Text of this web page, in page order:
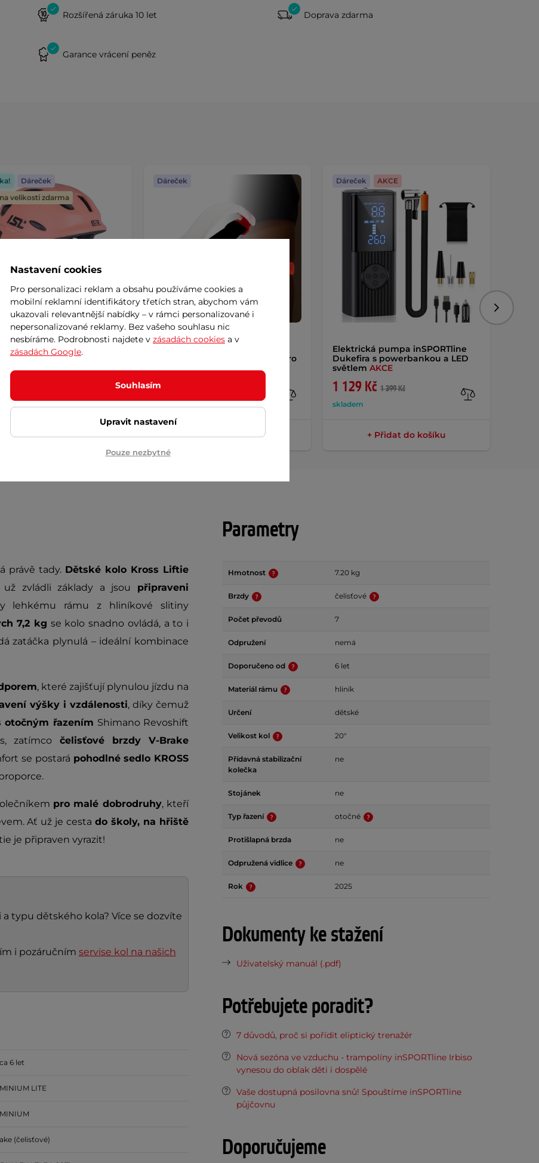
Rozšířená záruka 10 let Doprava zdarma
Garance vrácení peněz
cyklo přilba s LED světlem
Dáreček
velikosti zdarma
+ Přidat do košíku
nebo nohu inSPORTline Lumiero
169 Kč
Dáreček
+ Přidat do košíku
Elektrická pumpa inSPORTline
Dukefira s powerbankou a LED
světlem AKCE
1 129 Kč 1 399 Kč
skladem
Dáreček AKCE
+ Přidat do košíku
právě tady. Dětské kolo Kross Liftie
zvládli základy a jsou připraveni
lehkému rámu z hliníkové slitiny
7,2 kg se kolo snadno ovládá, a to i
zatáčka plynulá – ideální kombinace
, které zajišťují plynulou jízdu na
výšky i vzdálenosti, díky čemuž
otočným řazením Shimano Revoshift
zatímco čelisťové brzdy V-Brake
se postará pohodlné sedlo KROSS
pro malé dobrodruhy, kteří
Ať už je cestado školy, na hřiště
je připraven vyrazit!
typu dětského kola? Více se dozvíte
i pozáručním servise kol na našich
6 let
LITE
(čelisťové)
Parametry
Hmotnost 7.20 kg
Brzdy čelisťové
Počet převodů 7
Odpružení nemá
Doporučeno od 6 let
Materiál rámu hliník
Určení dětské
Velikost kol 20"
Přídavná stabilizační
kolečka
ne
Stojánek ne
Typ řazení otočné
Protišlapná brzda ne
Odpružená vidlice ne
Rok 2025
Dokumenty ke stažení
Uživatelský manuál (.pdf)
Potřebujete poradit?
7 důvodů, proč si pořídit eliptický trenažér
Nová sezóna ve vzduchu - trampolíny inSPORTline Irbiso
vynesou do oblak děti i dospělé
Vaše dostupná posilovna snů! Spouštíme inSPORTline
půjčovnu
Doporučujeme
Nastavení cookies
Pro personalizaci reklam a obsahu používáme cookies a
mobilní reklamní identifikátory třetích stran, abychom vám
ukazovali relevantnější nabídky – v rámci personalizované i
nepersonalizované reklamy. Bez vašeho souhlasu nic
nesbíráme. Podrobnosti najdete v zásadách cookies a v
zásadách Google.
Souhlasím
Upravit nastavení
Pouze nezbytné